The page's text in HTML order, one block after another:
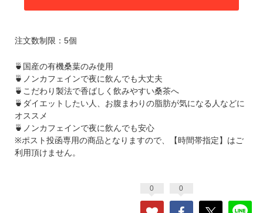
注文数制限：5個
🍵国産の有機桑葉のみ使用
🍵ノンカフェインで夜に飲んでも大丈夫
🍵こだわり製法で香ばしく飲みやすい桑茶へ
🍵ダイエットしたい人、お腹まわりの脂肪が気になる人などに
オススメ
🍵ノンカフェインで夜に飲んでも安心
※ポスト投函専用の商品となりますので、【時間帯指定】はご
利用頂けません。
0 0